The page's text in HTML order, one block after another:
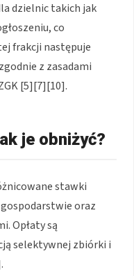
dzielnic takich jak
co
frakcji następuje
z zasadami
[5][7][10].
je obniżyć?
stawki
oraz
Opłaty są
selektywnej zbiórki i